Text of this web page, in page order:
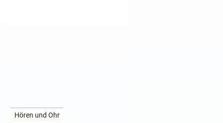
Hören und Ohr